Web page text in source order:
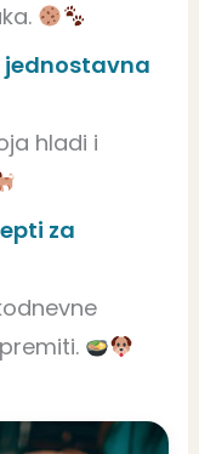
jednostavna
hladi i
za